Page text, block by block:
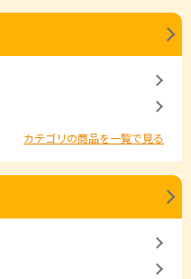
カテゴリの商品を一覧で見る